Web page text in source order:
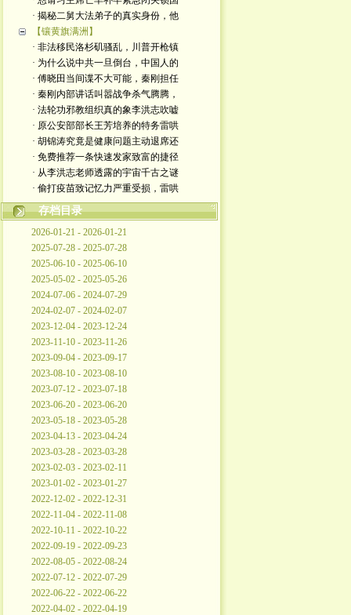
· 揭秘二舅大法弟子的真实身份，他
【镶黄旗满洲】
· 非法移民洛杉矶骚乱，川普开枪镇
· 为什么说中共一旦倒台，中国人的
· 傅晓田当间谍不大可能，秦刚担任
· 秦刚内部讲话叫嚣战争杀气腾腾，
· 法轮功邪教组织真的象李洪志吹嘘
· 原公安部部长王芳培养的特务雷哄
· 胡锦涛究竟是健康问题主动退席还
· 免费推荐一条快速发家致富的捷径
· 从李洪志老师透露的宇宙千古之谜
· 偷打疫苗致记忆力严重受损，雷哄
存档目录
2026-01-21 - 2026-01-21
2025-07-28 - 2025-07-28
2025-06-10 - 2025-06-10
2025-05-02 - 2025-05-26
2024-07-06 - 2024-07-29
2024-02-07 - 2024-02-07
2023-12-04 - 2023-12-24
2023-11-10 - 2023-11-26
2023-09-04 - 2023-09-17
2023-08-10 - 2023-08-10
2023-07-12 - 2023-07-18
2023-06-20 - 2023-06-20
2023-05-18 - 2023-05-28
2023-04-13 - 2023-04-24
2023-03-28 - 2023-03-28
2023-02-03 - 2023-02-11
2023-01-02 - 2023-01-27
2022-12-02 - 2022-12-31
2022-11-04 - 2022-11-08
2022-10-11 - 2022-10-22
2022-09-19 - 2022-09-23
2022-08-05 - 2022-08-24
2022-07-12 - 2022-07-29
2022-06-22 - 2022-06-22
2022-04-02 - 2022-04-19